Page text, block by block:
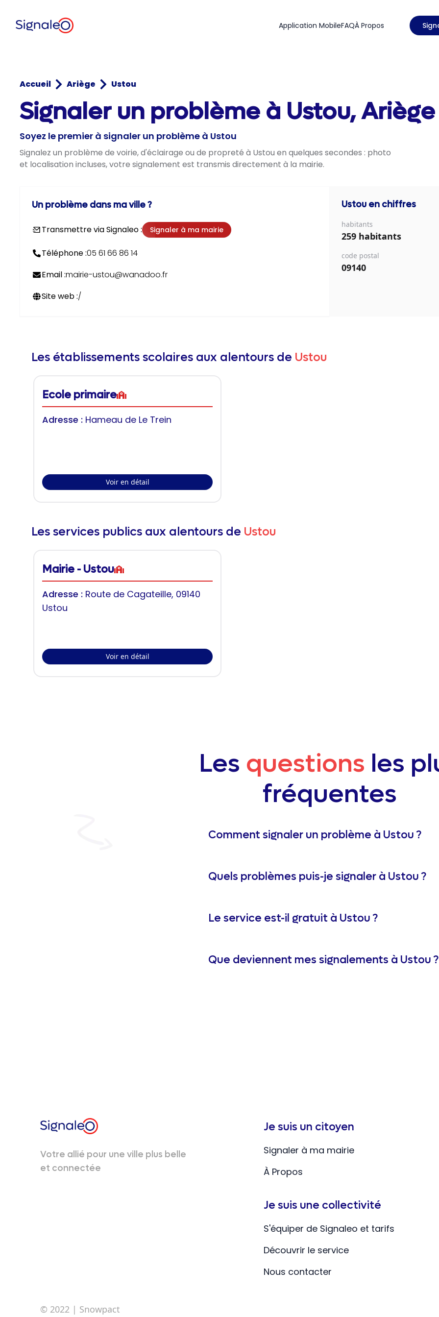
Application MobileFAQÀ Propos
Accueil Ariège Ustou
Signaler un problème à Ustou,
Soyez le premier à signaler un problème à Ustou
Signalez un problème de voirie, d'éclairage ou de propreté à Ustou en quelques secondes : photo
et localisation incluses, votre signalement est transmis directement à la mairie.
Un problème dans ma ville ?
Transmettre via Signaleo : Signaler à ma mairie
Téléphone :05 61 66 86 14
Email :mairie-ustou@wanadoo.fr
Site web :/
Ustou en chiffres
habitants
259 habitants
code postal
09140
Les établissements scolaires aux alentours de Ustou
Ecole primaire
Adresse : Hameau de Le Trein
Voir en détail
Les services publics aux alentours de Ustou
Mairie - Ustou
Adresse : Route de Cagateille, 09140
Ustou
Voir en détail
Les questions les
fréquentes
Comment signaler un problème à Ustou ?
Quels problèmes puis-je signaler à Ustou ?
Le service est-il gratuit à Ustou ?
Que deviennent mes signalements à Ustou ?
Votre allié pour une ville plus belle
et connectée
Je suis un citoyen
Signaler à ma mairie
À Propos
Je suis une collectivité
S'équiper de Signaleo et tarifs
Découvrir le service
Nous contacter
© 2022 | Snowpact